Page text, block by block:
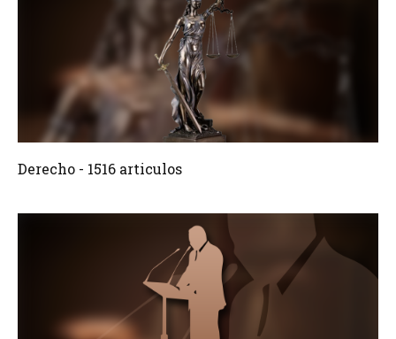
Crear 1516 Articulos
Derecho - 1516 articulos